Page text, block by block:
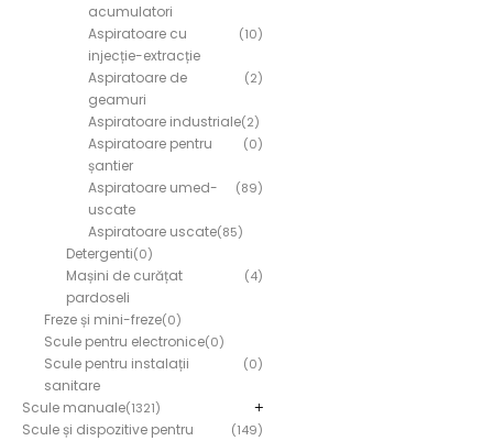
acumulatori
Aspiratoare cu
injecție-extracție
(10)
Aspiratoare de
geamuri
(2)
Aspiratoare industriale(2)
Aspiratoare pentru
șantier
(0)
Aspiratoare umed-
uscate
(89)
Aspiratoare uscate(85)
Detergenti(0)
Mașini de curățat
pardoseli
(4)
Freze și mini-freze(0)
Scule pentru electronice(0)
Scule pentru instalații
sanitare
(0)
Scule manuale(1321)
Scule și dispozitive pentru
(149)